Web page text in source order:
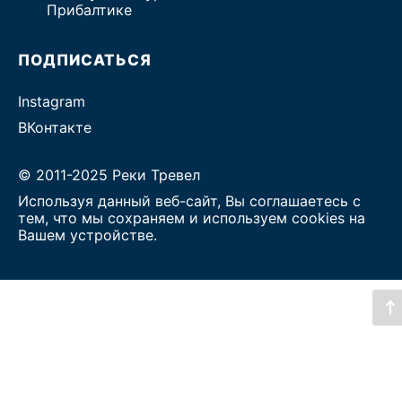
Прибалтике
ПОДПИСАТЬСЯ
Instagram
ВКонтакте
© 2011-2025 Реки Тревел
Используя данный веб-сайт, Вы соглашаетесь с
тем, что мы сохраняем и используем cookies на
Вашем устройстве.